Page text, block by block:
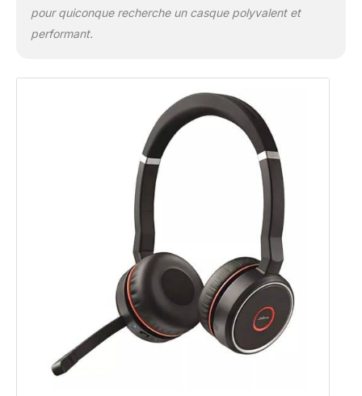
pour quiconque recherche un casque polyvalent et
performant.